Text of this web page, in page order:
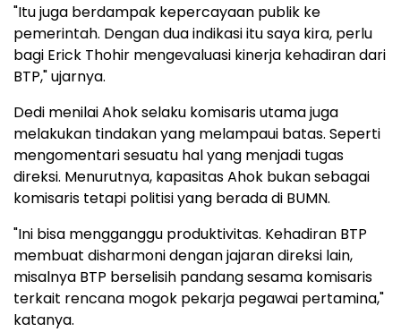
"Itu juga berdampak kepercayaan publik ke
pemerintah. Dengan dua indikasi itu saya kira, perlu
bagi Erick Thohir mengevaluasi kinerja kehadiran dari
BTP," ujarnya.
Dedi menilai Ahok selaku komisaris utama juga
melakukan tindakan yang melampaui batas. Seperti
mengomentari sesuatu hal yang menjadi tugas
direksi. Menurutnya, kapasitas Ahok bukan sebagai
komisaris tetapi politisi yang berada di BUMN.
"Ini bisa mengganggu produktivitas. Kehadiran BTP
membuat disharmoni dengan jajaran direksi lain,
misalnya BTP berselisih pandang sesama komisaris
terkait rencana mogok pekarja pegawai pertamina,"
katanya.